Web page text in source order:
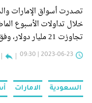
تصدرت أسواق الإمارات
خلال تداولات الأسبوع
تجاوزت 21 مليار دولار، وفق صندوق النقد العربي.
2023-06-23 | 09:30
السعودية الامارات